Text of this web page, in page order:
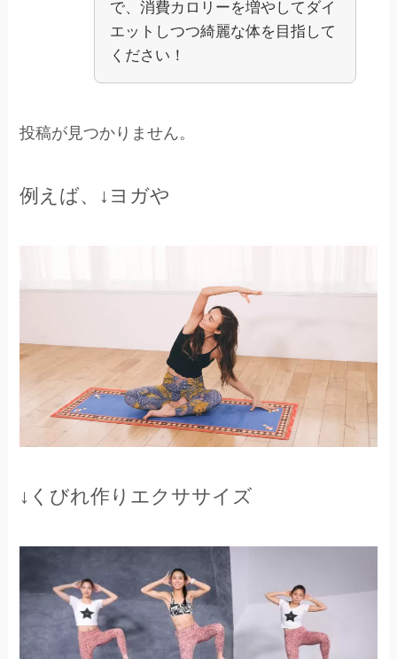
で、消費カロリーを増やしてダイ
エットしつつ綺麗な体を目指して
ください！
投稿が見つかりません。
例えば、↓ヨガや
↓くびれ作りエクササイズ